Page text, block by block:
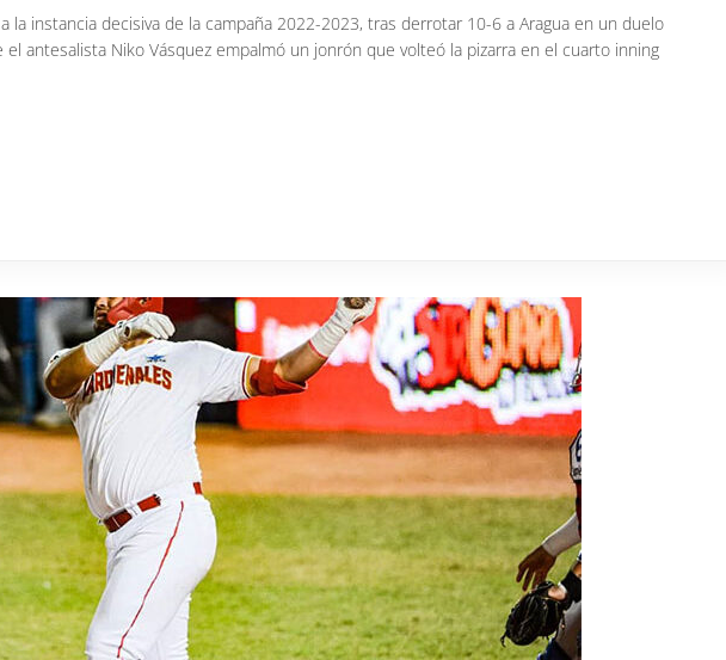
la instancia decisiva de la campaña 2022-2023, tras derrotar 10-6 a Aragua en un duelo
el antesalista Niko Vásquez empalmó un jonrón que volteó la pizarra en el cuarto inning